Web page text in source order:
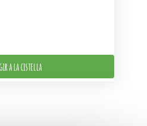
a la cistella